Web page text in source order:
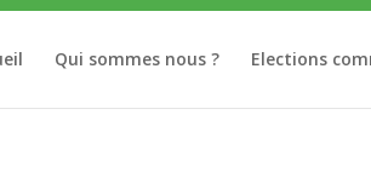
Qui sommes nous ? Elections